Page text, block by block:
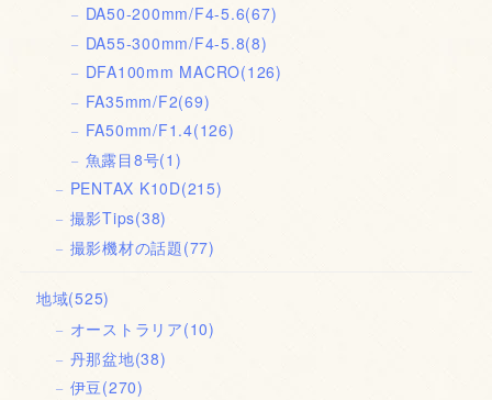
DA50-200mm/F4-5.6(67)
DA55-300mm/F4-5.8(8)
DFA100mm MACRO(126)
FA35mm/F2(69)
FA50mm/F1.4(126)
魚露目8号(1)
PENTAX K10D(215)
撮影Tips(38)
撮影機材の話題 (77)
地域(525)
オーストラリア(10)
丹那盆地(38)
伊豆(270)